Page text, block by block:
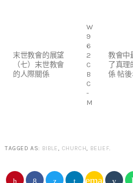
末世教會的展望
（七）末世教會
的人際關係
W
9
6
2
C
B
C
-
M
教會中
了真理
係 帖後
TAGGED AS: BIBLE CHURCH BELIEF